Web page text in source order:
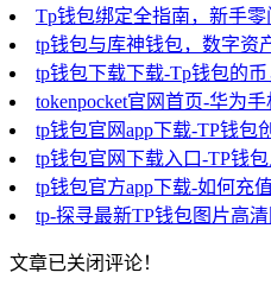
Tp钱包绑定全指南，新手
tp钱包与库神钱包，数字资
tp钱包下载下载-Tp钱包的
tokenpocket官网首页-华为
tp钱包官网app下载-TP钱包
tp钱包官网下载入口-TP钱
tp钱包官方app下载-如何充
tp-探寻最新TP钱包图片高
文章已关闭评论！